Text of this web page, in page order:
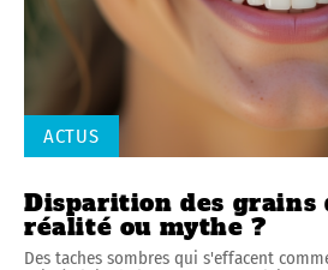
ACTUS
Disparition des grains
réalité ou mythe ?
Des taches sombres qui s'effacent